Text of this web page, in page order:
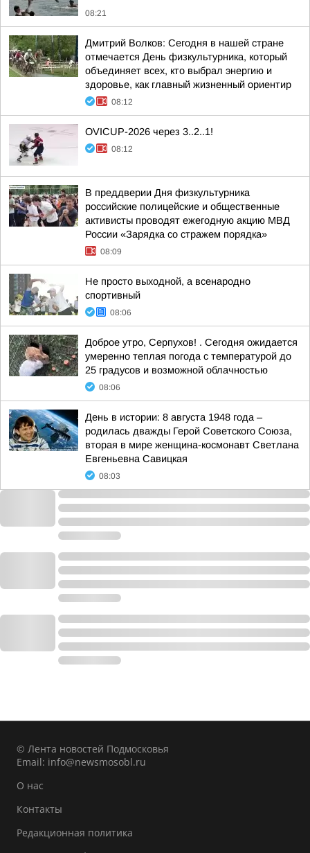
08:21
Дмитрий Волков: Сегодня в нашей стране
отмечается День физкультурника, который
объединяет всех, кто выбрал энергию и
здоровье, как главный жизненный ориентир
08:12
OVICUP-2026 через 3..2..1!
08:12
В преддверии Дня физкультурника
российские полицейские и общественные
активисты проводят ежегодную акцию МВД
России «Зарядка со стражем порядка»
08:09
Не просто выходной, а всенародно
спортивный
08:06
Доброе утро, Серпухов! . Сегодня ожидается
умеренно теплая погода с температурой до
25 градусов и возможной облачностью
08:06
День в истории: 8 августа 1948 года –
родилась дважды Герой Советского Союза,
вторая в мире женщина-космонавт Светлана
Евгеньевна Савицкая
08:03
© Лента новостей Подмосковья
Email: info@newsmosobl.ru
О нас
Контакты
Редакционная политика